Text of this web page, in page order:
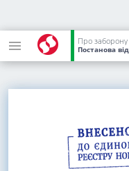
Постанова